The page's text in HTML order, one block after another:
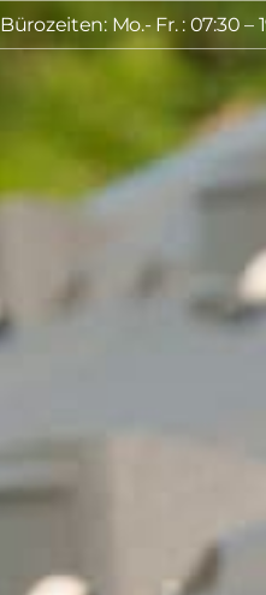
Bürozeiten: Mo.- Fr. : 07:30 –